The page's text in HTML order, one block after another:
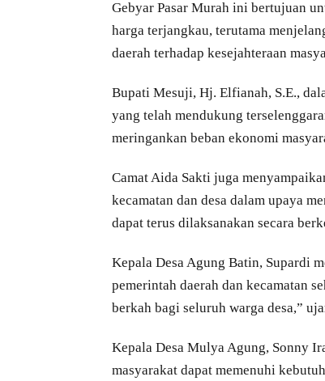
Gebyar Pasar Murah ini bertujuan
harga terjangkau, terutama
daerah terhadap kesejahteraan
Bupati Mesuji, Hj. Elfianah, S.E.,
yang telah mendukung
meringankan beban ekonomi
Camat Aida Sakti juga
kecamatan dan desa dalam upaya
dapat terus dilaksanakan secara
Kepala Desa Agung Batin, Supardi
pemerintah daerah dan kecamatan
berkah bagi seluruh warga desa,”
Kepala Desa Mulya Agung, Sonny
masyarakat dapat memenuhi